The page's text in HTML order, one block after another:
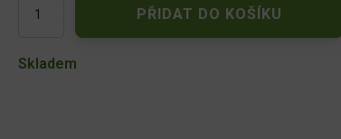
pižmová
DE
PŘIDAT DO KOŠÍKU
Skladem